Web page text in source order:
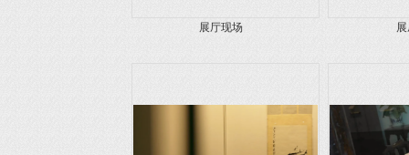
展厅现场